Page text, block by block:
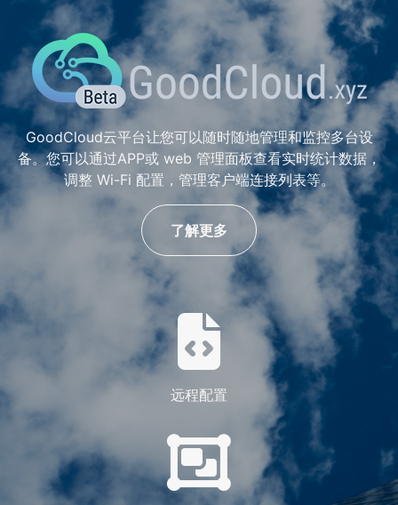
GoodCloud云平台让您可以随时随地管理和监控多台设
备。您可以通过APP或 web 管理面板查看实时统计数据，
调整 Wi-Fi 配置，管理客户端连接列表等。
了解更多
远程配置